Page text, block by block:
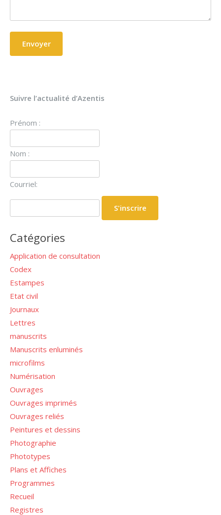
Suivre l’actualité d’Azentis
Prénom :
Nom :
Courriel:
Catégories
Application de consultation
Codex
Estampes
Etat civil
Journaux
Lettres
manuscrits
Manuscrits enluminés
microfilms
Numérisation
Ouvrages
Ouvrages imprimés
Ouvrages reliés
Peintures et dessins
Photographie
Phototypes
Plans et Affiches
Programmes
Recueil
Registres